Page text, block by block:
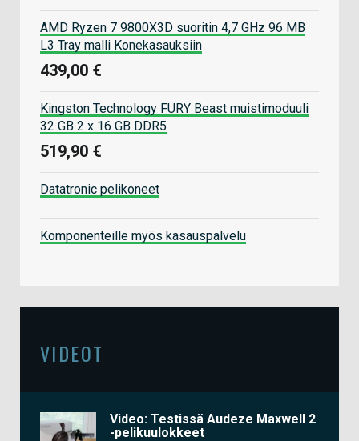
AMD Ryzen 7 9800X3D suoritin 4,7 GHz 96 MB
L3 Tray malli Konekasauksiin
439,00 €
Kingston Technology FURY Beast muistimoduuli
32 GB 2 x 16 GB DDR5
519,90 €
Datatronic pelikoneet
Komponenteille myös kasauspalvelu
VIDEOT
Video: Testissä Audeze Maxwell 2
-pelikuulokkeet